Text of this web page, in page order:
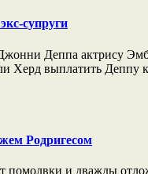
супруги
Деппа актрису
Херд выплатить
Родригесом
помолвки и дважды